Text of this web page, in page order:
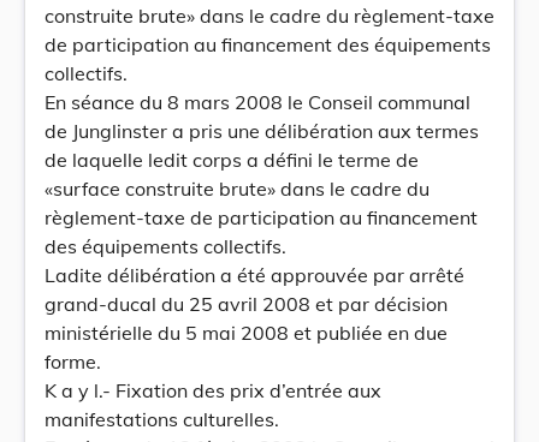
construite brute» dans le cadre du règlement-taxe
de participation au financement des équipements
collectifs.
En séance du 8 mars 2008 le Conseil communal
de Junglinster a pris une délibération aux termes
de laquelle ledit corps a défini le terme de
«surface construite brute» dans le cadre du
règlement-taxe de participation au financement
des équipements collectifs.
Ladite délibération a été approuvée par arrêté
grand-ducal du 25 avril 2008 et par décision
ministérielle du 5 mai 2008 et publiée en due
forme.
K a y l.- Fixation des prix d’entrée aux
manifestations culturelles.